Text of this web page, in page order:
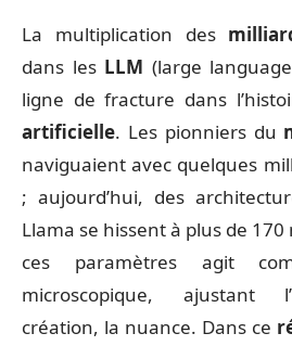
La multiplication des
dans les LLM (large
ligne de fracture dans
artificielle. Les pionniers du
naviguaient avec quelques
; aujourd’hui, des
Llama se hissent à plus de
ces paramètres agit
microscopique, ajustant
création, la nuance. Dans ce